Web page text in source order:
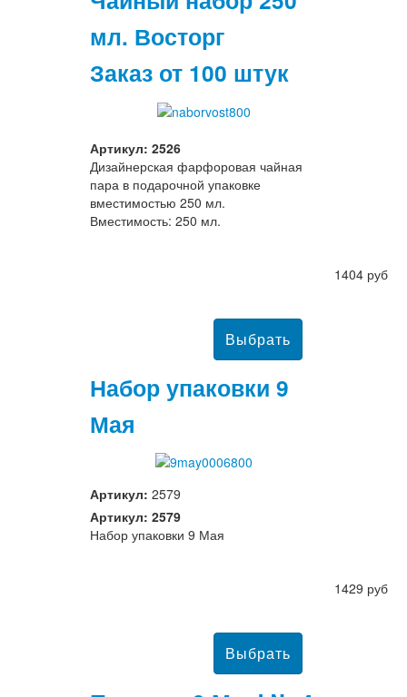
мл. Восторг
Заказ от 100 штук
Артикул: 2526
Дизайнерская фарфоровая чайная
пара в подарочной упаковке
вместимостью 250 мл.
Вместимость: 250 мл.
1404 руб
Набор упаковки 9
Мая
Артикул: 2579
Артикул: 2579
Набор упаковки 9 Мая
1429 руб